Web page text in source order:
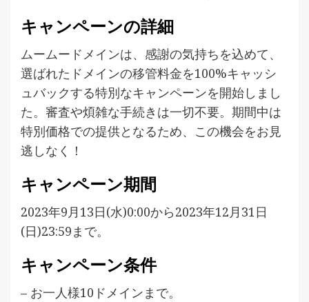
キャンペーンの詳細
ムームードメインは、感謝の気持ちを込めて、
選ばれたドメインの移管料金を100%キャッシ
ュバックする特別なキャンペーンを開始しまし
た。審査や煩雑な手続きは一切不要。期間中は
特別価格での提供となるため、この機会をお見
逃しなく！
キャンペーン期間
2023年9月13日(水)0:00から2023年12月31日
(日)23:59まで。
キャンペーン条件
– お一人様10ドメインまで。